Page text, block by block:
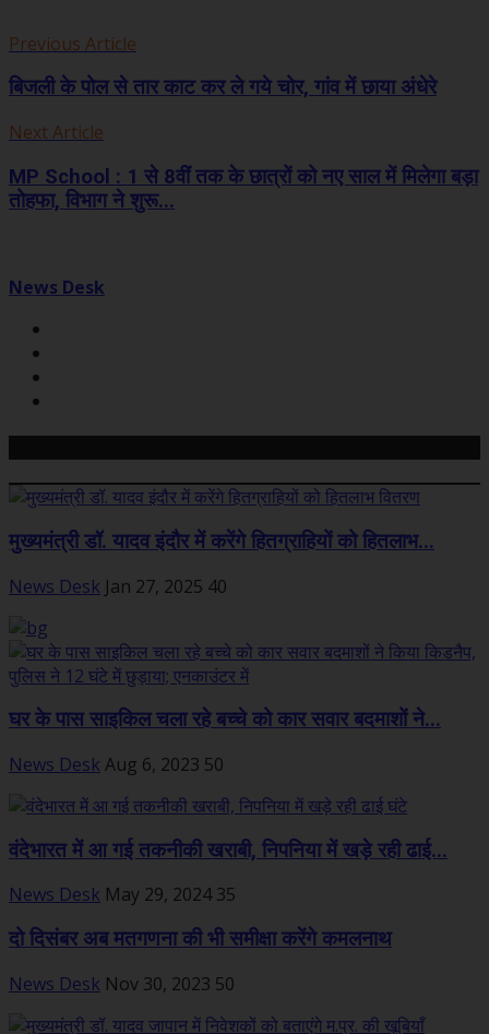
Previous Article
बिजली के पोल से तार काट कर ले गये चोर, गांव में छाया अंधेरे
Next Article
MP School : 1 से 8वीं तक के छात्रों को नए साल में मिलेगा बड़ा
तोहफा, विभाग ने शुरू...
News Desk
मुख्यमंत्री डॉ. यादव इंदौर में करेंगे हितग्राहियों को हितलाभ...
News Desk Jan 27, 2025 40
घर के पास साइकिल चला रहे बच्‍चे को कार सवार बदमाशों ने...
News Desk Aug 6, 2023 50
वंदेभारत में आ गई तकनीकी खराबी, निपनिया में खड़े रही ढाई...
News Desk May 29, 2024 35
दो दिसंबर अब मतगणना की भी समीक्षा करेंगे कमलनाथ
News Desk Nov 30, 2023 50